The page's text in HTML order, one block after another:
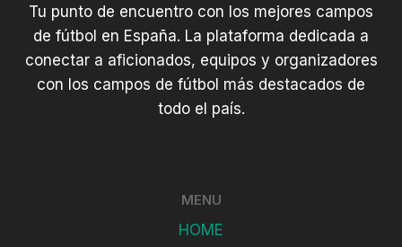
Tu punto de encuentro con los mejores campos
de fútbol en España. La plataforma dedicada a
conectar a aficionados, equipos y organizadores
con los campos de fútbol más destacados de
todo el país.
MENU
HOME